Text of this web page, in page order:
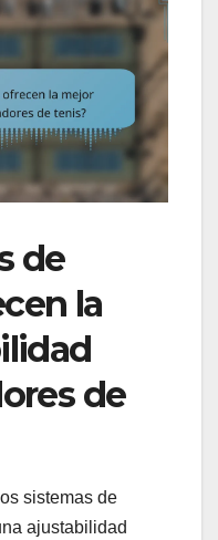
de
la
de
sistemas de
ajustabilidad